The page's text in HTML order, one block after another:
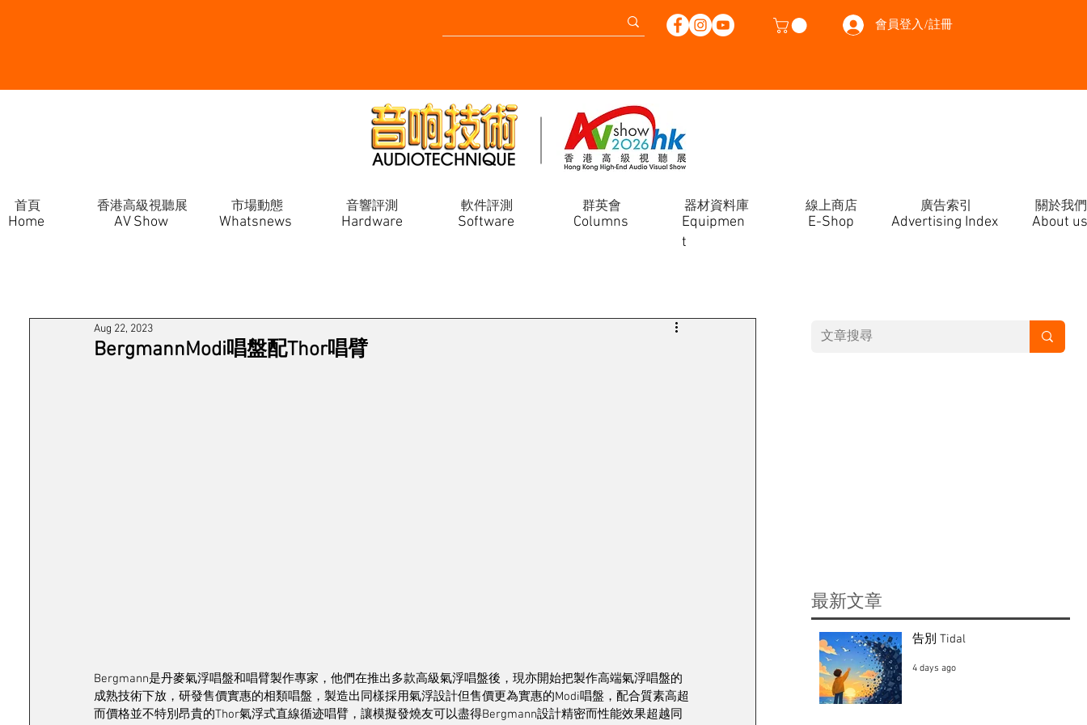
會員登入/註冊
Home
首頁 香港高級視聽展 市場動態 音響評測 軟件評測 群英會 器材資料庫 線上商店 廣告索引 關於我們
AV Show Whatsnews Hardware Software
Equipmen
t
E-Shop
Columns About us
Advertising Index
BergmannModi唱盤配Thor唱臂
Aug 22, 2023
Bergmann是丹麥氣浮唱盤和唱臂製作專家，他們在推出多款高級氣浮唱盤後，現亦開始把製作高端氣浮唱盤的
成熟技術下放，研發售價實惠的相類唱盤，製造出同樣採用氣浮設計但售價更為實惠的Modi唱盤，配合質素高超
而價格並不特別昂貴的Thor氣浮式直線循迹唱臂，讓模擬發燒友可以盡得Bergmann設計精密而性能效果超越同
​最新文章
告別 Tidal
4 days ago